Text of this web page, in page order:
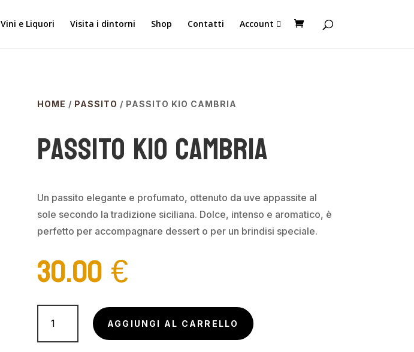
Vini e Liquori Visita i dintorni Shop Contatti Account
HOME / PASSITO / PASSITO KIO CAMBRIA
Passito Kio Cambria
Un passito elegante e profumato, ottenuto da uve appassite al
sole secondo la tradizione siciliana. Dolce, intenso e aromatico, è
perfetto per accompagnare dessert o per un brindisi speciale.
30.00€
Passito
Kio
Cambria
AGGIUNGI AL CARRELLO